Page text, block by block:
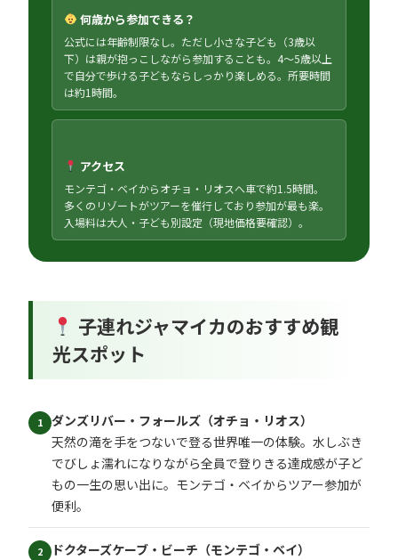
何歳から参加できる？
公式には年齢制限なし。ただし小さな子ども（3歳以
下）は親が抱っこしながら参加することも。4〜5歳以上
で自分で歩ける子どもならしっかり楽しめる。所要時間
は約1時間。
アクセス
モンテゴ・ベイからオチョ・リオスへ車で約1.5時間。
多くのリゾートがツアーを催行しており参加が最も楽。
入場料は大人・子ども別設定（現地価格要確認）。
子連れジャマイカのおすすめ観
光スポット
1
ダンズリバー・フォールズ（オチョ・リオス）
天然の滝を手をつないで登る世界唯一の体験。水しぶき
でびしょ濡れになりながら全員で登りきる達成感が子ど
もの一生の思い出に。モンテゴ・ベイからツアー参加が
便利。
2
ドクターズケーブ・ビーチ（モンテゴ・ベイ）